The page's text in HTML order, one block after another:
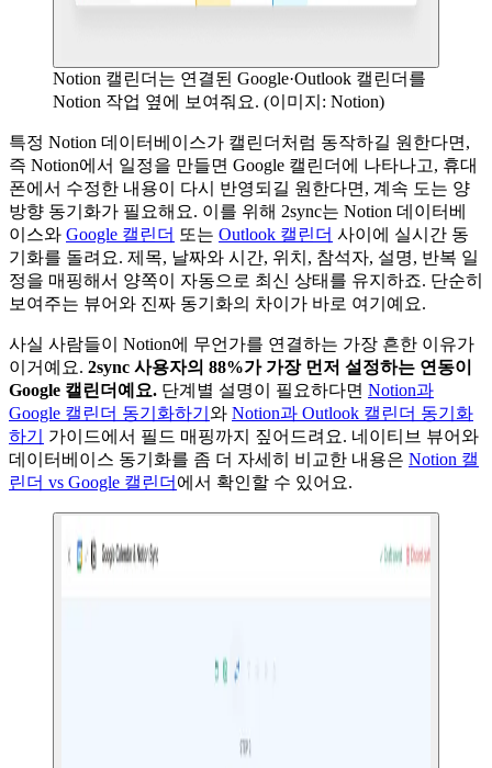
Notion 캘린더는 연결된 Google·Outlook 캘린더를
Notion 작업 옆에 보여줘요. (이미지: Notion)
특정 Notion 데이터베이스가 캘린더처럼 동작하길 원한다면,
즉 Notion에서 일정을 만들면 Google 캘린더에 나타나고, 휴대
폰에서 수정한 내용이 다시 반영되길 원한다면, 계속 도는 양
방향 동기화가 필요해요. 이를 위해 2sync는 Notion 데이터베
이스와 Google 캘린더 또는 Outlook 캘린더 사이에 실시간 동
기화를 돌려요. 제목, 날짜와 시간, 위치, 참석자, 설명, 반복 일
정을 매핑해서 양쪽이 자동으로 최신 상태를 유지하죠. 단순히
보여주는 뷰어와 진짜 동기화의 차이가 바로 여기예요.
사실 사람들이 Notion에 무언가를 연결하는 가장 흔한 이유가
이거예요. 2sync 사용자의 88%가 가장 먼저 설정하는 연동이
Google 캘린더예요. 단계별 설명이 필요하다면 Notion과
Google 캘린더 동기화하기 와 Notion과 Outlook 캘린더 동기화
하기
가이드에서 필드 매핑까지 짚어드려요. 네이티브 뷰어와
데이터베이스 동기화를 좀 더 자세히 비교한 내용은 Notion 캘
린더 vs Google 캘린더 에서 확인할 수 있어요.